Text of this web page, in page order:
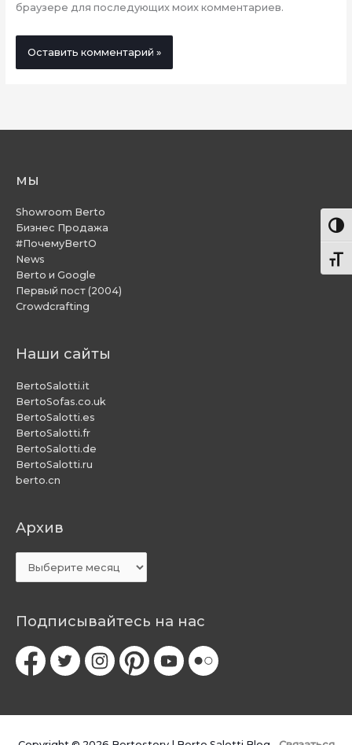
браузере для последующих моих комментариев.
мы
Showroom Berto
Бизнес Продажа
#ПочемуBertO
News
Berto и Google
Первый пост (2004)
Crowdcrafting
Наши сайты
BertoSalotti.it
BertoSofas.co.uk
BertoSalotti.es
BertoSalotti.fr
BertoSalotti.de
BertoSalotti.ru
berto.cn
Aрхив
Aрхив
Подписывайтесь на нас